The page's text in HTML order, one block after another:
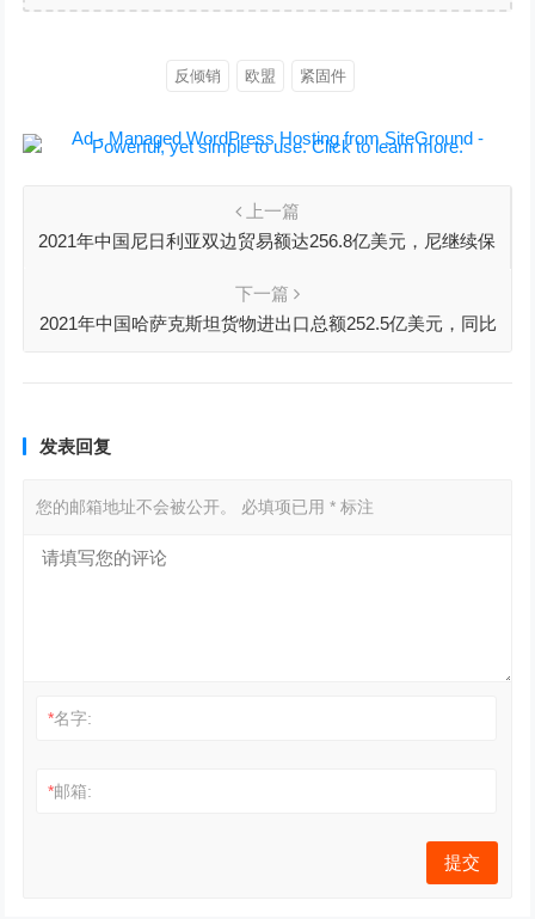
反倾销 欧盟 紧固件
上一篇
2021年中国尼日利亚双边贸易额达256.8亿美元，尼继续保
下一篇
2021年中国哈萨克斯坦货物进出口总额252.5亿美元，同比
发表回复
您的邮箱地址不会被公开。 必填项已用* 标注
*名字:
*邮箱: